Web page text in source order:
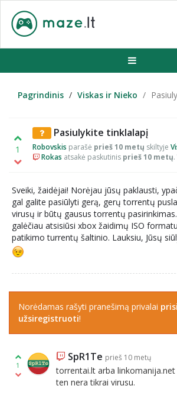
Pagrindinis Viskas ir Nieko
1
Pasiulykite tinklalapį
Robovskis parašė prieš 10 metų skiltyje
Rokas atsakė paskutinis prieš 10 metų
Sveiki, žaidėjai! Norėjau jūsų paklausti,
gal galite pasiūlyti gerą, gerų torrentų
virusų ir būtų gausus torrentų
galėčiau atsisiūsi xbox žaidimų ISO
patikimo turrentų šaltinio. Lauksiu, Jūsų
Norėdamas rašyti pranešimą privalai
užsiregistruoti!
1
SpR1Te prieš 10 metų
torrentai.lt arba
ten nera tikrai virusu.